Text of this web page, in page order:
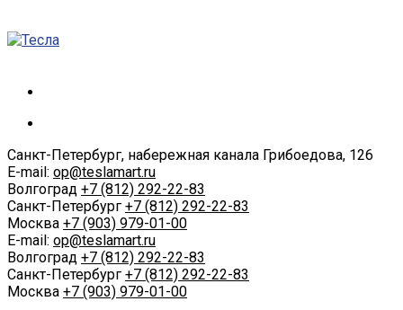
Санкт-Петербург, набережная канала Грибоедова, 126
E-mail: op@teslamart.ru
Волгоград +7 (812) 292-22-83
Санкт-Петербург +7 (812) 292-22-83
Москва +7 (903) 979-01-00
E-mail: op@teslamart.ru
Волгоград +7 (812) 292-22-83
Санкт-Петербург +7 (812) 292-22-83
Москва +7 (903) 979-01-00